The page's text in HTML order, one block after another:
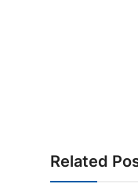
Related